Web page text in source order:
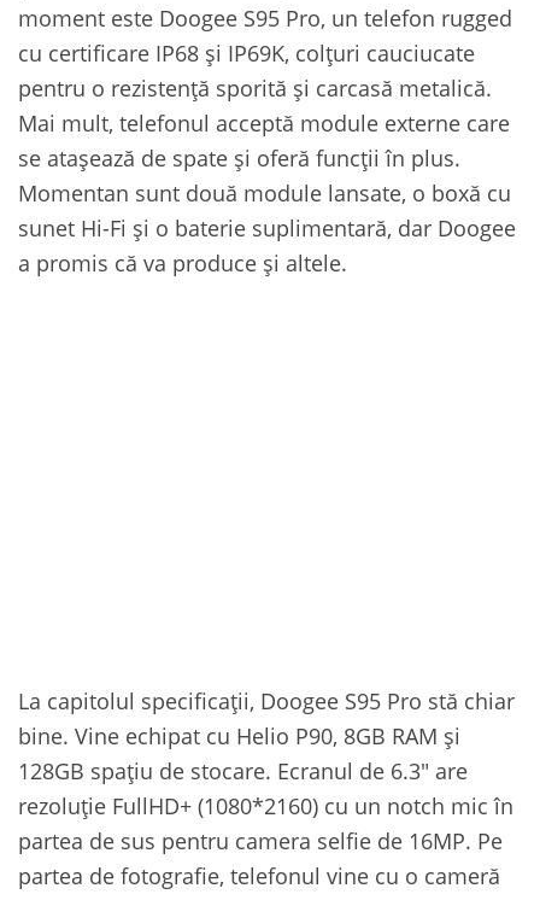
moment este Doogee S95 Pro, un telefon rugged
cu certificare IP68 și IP69K, colțuri cauciucate
pentru o rezistență sporită și carcasă metalică.
Mai mult, telefonul acceptă module externe care
se atașează de spate și oferă funcții în plus.
Momentan sunt două module lansate, o boxă cu
sunet Hi-Fi și o baterie suplimentară, dar Doogee
a promis că va produce și altele.
La capitolul specificații, Doogee S95 Pro stă chiar
bine. Vine echipat cu Helio P90, 8GB RAM și
128GB spațiu de stocare. Ecranul de 6.3″ are
rezoluție FullHD+ (1080*2160) cu un notch mic în
partea de sus pentru camera selfie de 16MP. Pe
partea de fotografie, telefonul vine cu o cameră